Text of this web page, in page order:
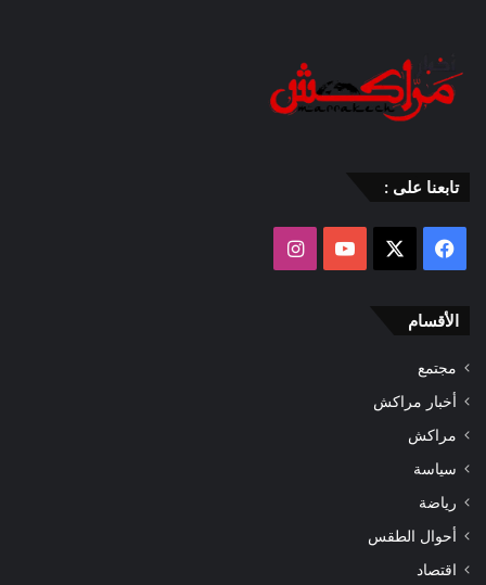
تابعنا على :
فيسبوك ‫YouTube
الأقسام
مجتمع
أخبار مراكش
مراكش
سياسة
رياضة
أحوال الطقس
اقتصاد